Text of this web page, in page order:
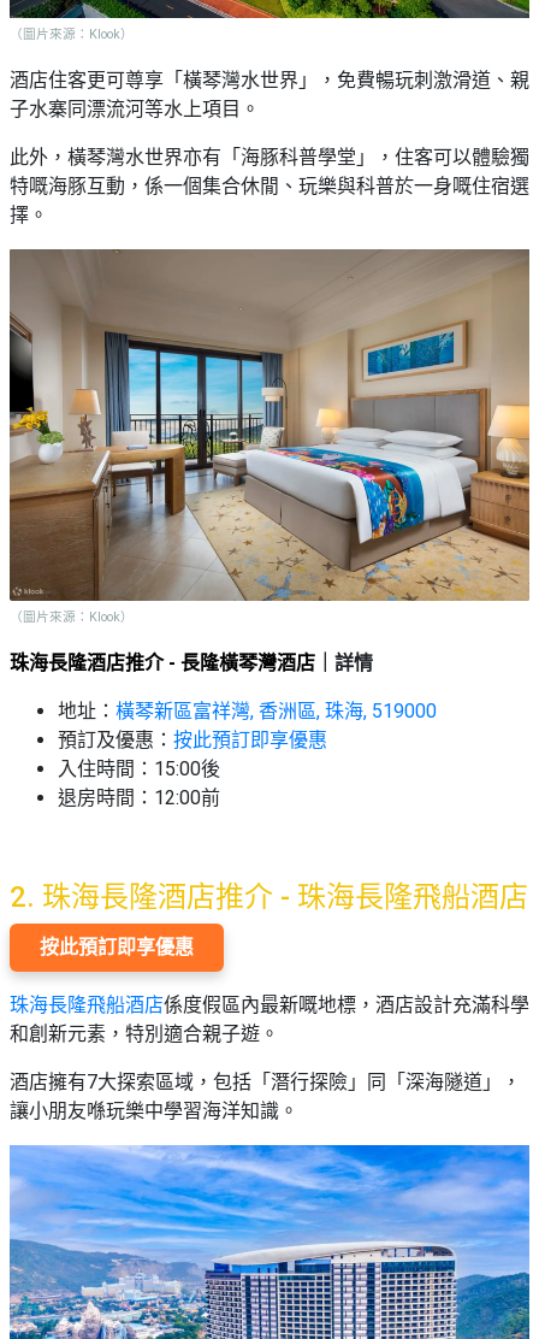
（圖片來源：Klook）
酒店住客更可尊享「橫琴灣水世界」，免費暢玩刺激滑道、親
子水寨同漂流河等水上項目。
此外，橫琴灣水世界亦有「海豚科普學堂」，住客可以體驗獨
特嘅海豚互動，係一個集合休閒、玩樂與科普於一身嘅住宿選
擇。
（圖片來源：Klook）
珠海長隆酒店推介 - 長隆橫琴灣酒店 ｜詳情
地址： 橫琴新區富祥灣, 香洲區, 珠海, 519000
預訂及優惠： 按此預訂即享優惠
入住時間：15:00後
退房時間：12:00前
2. 珠海長隆酒店推介 - 珠海長隆飛船酒店
按此預訂即享優惠
珠海長隆飛船酒店係度假區內最新嘅地標，酒店設計充滿科學
和創新元素，特別適合親子遊。
酒店擁有7大探索區域，包括「潛行探險」同「深海隧道」，
讓小朋友喺玩樂中學習海洋知識。